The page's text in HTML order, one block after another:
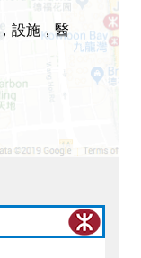
設施，醫